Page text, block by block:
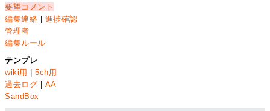
要望コメント
編集連絡
進捗確認
管理者
編集ルール
テンプレ
wiki用
|5ch用
過去ログ
AA
SandBox